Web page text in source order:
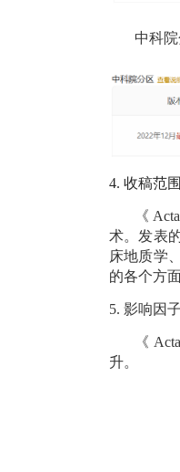
中科
4. 收稿范围
《
术。发表
床地质学
的各个方面
5. 影响因子
《
升。